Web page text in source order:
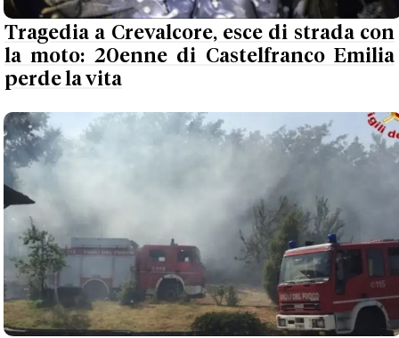
Tragedia a Crevalcore, esce di strada con
la moto: 20enne di Castelfranco Emilia
perde la vita